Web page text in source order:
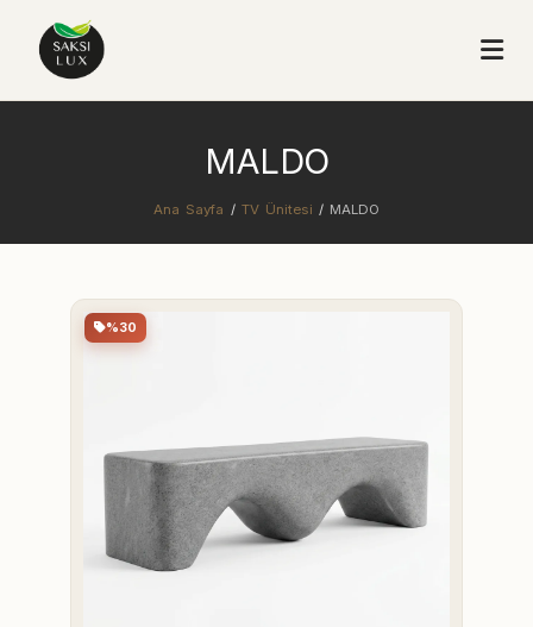
MALDO
Ana Sayfa / TV Ünitesi / MALDO
%30